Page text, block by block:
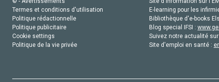
Termes et conditions d'utilisation
Politique rédactionnelle
Politique publicitaire
Cookie settings
Politique de la vie privée
E-learning pour les
Bibliothèque d'e-books
Blog special IFSI :
Suivez notre actualité
Site d'emploi en santé :